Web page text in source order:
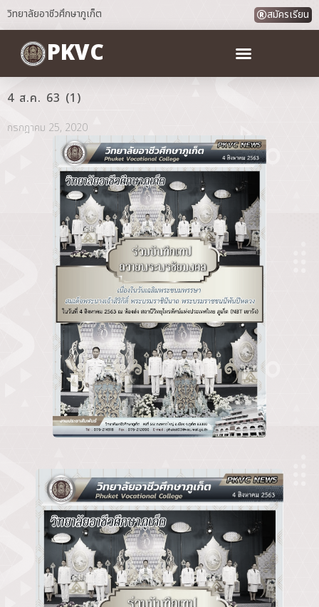
วิทยาลัยอาชีวศึกษาภูเก็ต สมัครเรียน
PKVC
4 ส.ค. 63 (1)
กรกฎาคม 25, 2020